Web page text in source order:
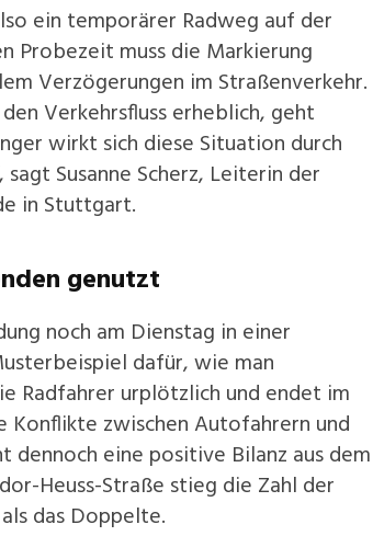
ein temporärer Radweg auf der
Probezeit muss die Markierung
Verzögerungen im Straßenverkehr.
Verkehrsfluss erheblich, geht
wirkt sich diese Situation durch
Susanne Scherz, Leiterin der
in Stuttgart.
genutzt
noch am Dienstag in einer
dafür, wie man
Radfahrer urplötzlich und endet im
Konflikte zwischen Autofahrern und
eine positive Bilanz aus dem
Heuss-Straße stieg die Zahl der
das Doppelte.